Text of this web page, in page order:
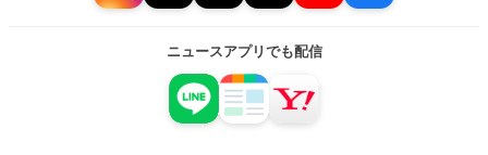
ニュースアプリでも配信